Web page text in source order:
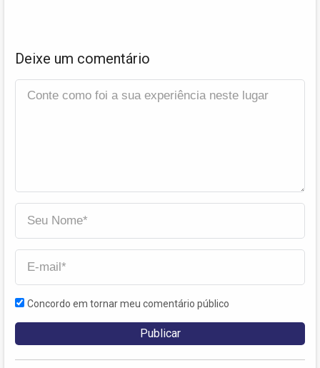
Deixe um comentário
Concordo em tornar meu comentário público